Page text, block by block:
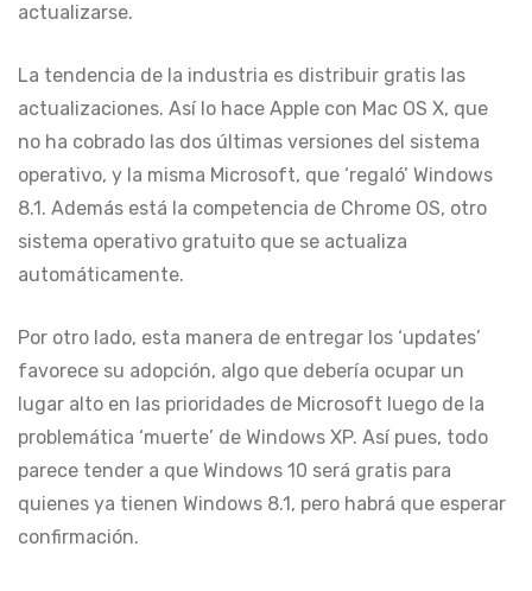
actualizarse.
La tendencia de la industria es distribuir gratis las
actualizaciones. Así lo hace Apple con Mac OS X, que
no ha cobrado las dos últimas versiones del sistema
operativo, y la misma Microsoft, que ‘regaló’ Windows
8.1. Además está la competencia de Chrome OS, otro
sistema operativo gratuito que se actualiza
automáticamente.
Por otro lado, esta manera de entregar los ‘updates’
favorece su adopción, algo que debería ocupar un
lugar alto en las prioridades de Microsoft luego de la
problemática ‘muerte’ de Windows XP. Así pues, todo
parece tender a que Windows 10 será gratis para
quienes ya tienen Windows 8.1, pero habrá que esperar
confirmación.